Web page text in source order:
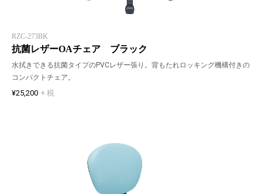
RZC-273BK
抗菌レザーOAチェア ブラック
水拭きできる抗菌タイプのPVCレザー張り。背もたれロッキング機構付きの
コンパクトチェア。
¥25,200 + 税